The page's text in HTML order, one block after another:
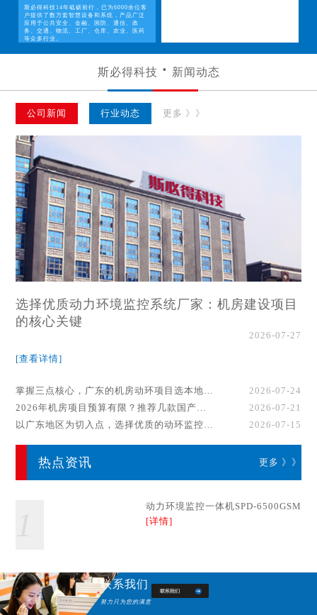
斯必得科技14年砥砺前行，已为6000余位客
户提供了数万套智慧设备和系统，产品广泛
应用于公共安全、金融、国防、通信、政
务、交通、物流、工厂、仓库、农业、医药
等众多行业。
斯必得科技 新闻动态
公司新闻 行业动态 更多 》》
选择优质动力环境监控系统厂家：机房建设项目
的核心关键
2026-07-27
[查看详情]
掌握三点核心，广东的机房动环项目选本地厂家事半功倍！
2026-07-24
2026年机房项目预算有限？推荐几款国产动环监控系统品牌
2026-07-21
以广东地区为切入点，选择优质的动环监控系统厂家
2026-07-15
热点资讯 更多 》》
动力环境监控一体机SPD-6500GSM
[详情]
联系我们
努力只为您的满意